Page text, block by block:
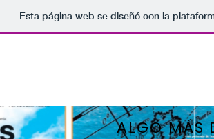
Esta página web se diseñó con la
ALGO MÁS